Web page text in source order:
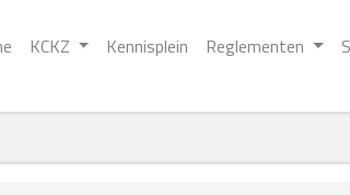
KCKZ Kennisplein Reglementen